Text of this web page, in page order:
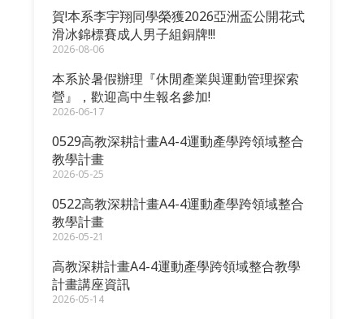
賀!本系李宇翔同學榮獲2026亞洲盃公開花式
滑冰錦標賽成人男子組銅牌!!!
2026-08-06
本系於暑假辦理『休閒產業與運動管理探索
營』，歡迎高中生報名參加!
2026-06-17
0529高教深耕計畫A4-4運動產學跨領域整合
教學計畫
2026-05-25
0522高教深耕計畫A4-4運動產學跨領域整合
教學計畫
2026-05-21
高教深耕計畫A4-4運動產學跨領域整合教學
計畫講座資訊
2026-05-14